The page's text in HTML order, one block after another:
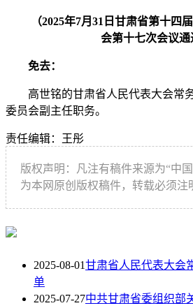
（2025年7月31日甘肃省第十四届
会第十七次会议通
免去：
高世铭的甘肃省人民代表大会常
委员会副主任职务。
责任编辑：王彤
版权声明：凡注有稿件来源为“中
为本网原创版权稿件，转载必须注
2025-08-01甘肃省人民代表大会
单
2025-07-27中共甘肃省委组织部